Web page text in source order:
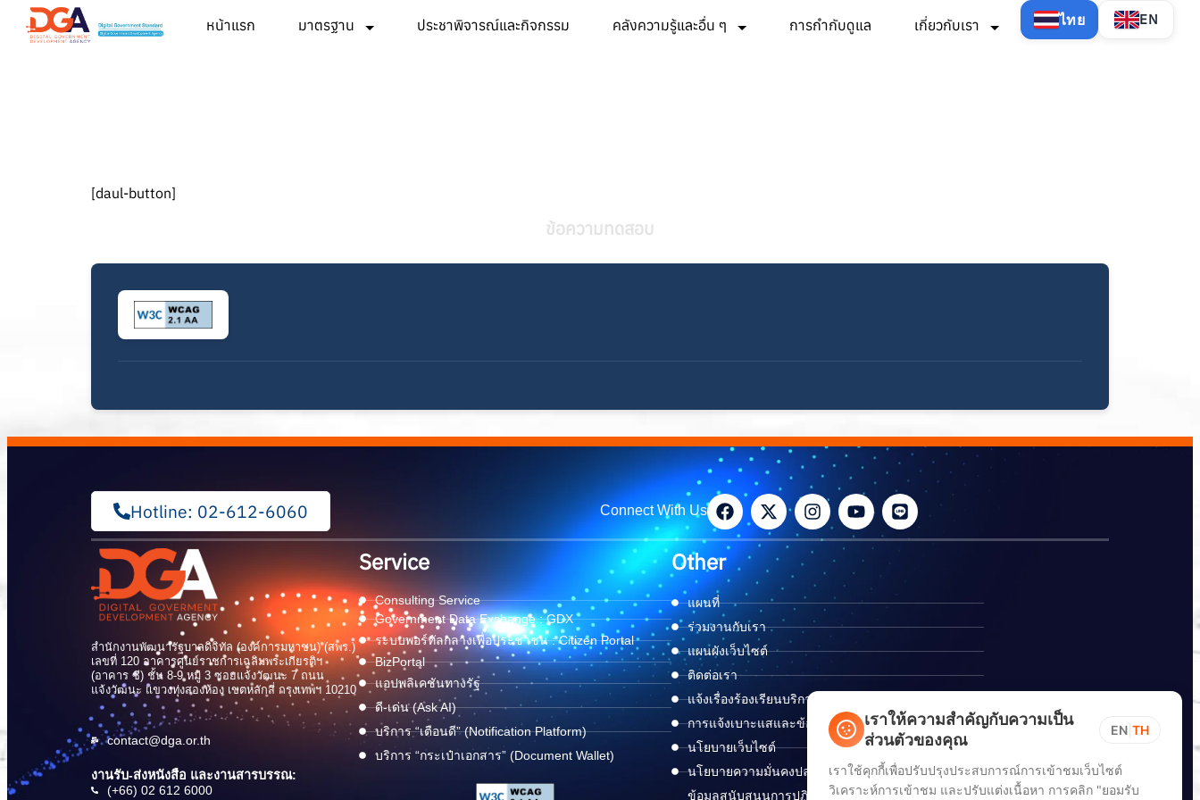
หน้าแรก มาตรฐาน ประชาพิจารณ์และกิจกรรม คลังความรู้และอื่น ๆ การกำกับดูแล เกี่ยวกับเรา ไทย EN
[daul-button]
ข้อความทดสอบ
Hotline: 02-612-6060 Connect With Us
สำนักงานพัฒนารัฐบาลดิจิทัล (องค์การมหาชน) (สพร.)
เลขที่ 120 อาคารศูนย์ราชการเฉลิมพระเกียรติฯ
(อาคาร ซี) ชั้น 8-9 หมู่ 3 ซอยแจ้งวัฒนะ 7 ถนน
แจ้งวัฒนะ แขวงทุ่งสองห้อง เขตหลักสี่ กรุงเทพฯ 10210
contact@dga.or.th
งานรับ-ส่งหนังสือ และงานสารบรรณ:
(+66) 02 612 6000
Service
Consulting Service
Government Data Exchange : GDX
ระบบพอร์ทัลกลางเพื่อประชาชน : Citizen Portal
BizPortal
แอปพลิเคชันทางรัฐ
ดี-เด่น (Ask AI)
บริการ “เตือนดี” (Notification Platform)
บริการ “กระเป๋าเอกสาร” (Document Wallet)
Other
แผนที่
ร่วมงานกับเรา
แผนผังเว็บไซต์
ติดต่อเรา
แจ้งเรื่องร้องเรียนบริการ
การแจ้งเบาะแสและข้อร้องเรียนการทุจริต
นโยบายเว็บไซต์
นโยบายความมั่นคงปลอดภัยสารสนเทศทางไซเบอร์
ข้อมูลสนับสนุนการปฏิบัติตาม พ.ร.บ. การปฏิบัติ
เราให้ความสำคัญกับความเป็น
ส่วนตัวของคุณ
EN TH
เราใช้คุกกี้เพื่อปรับปรุงประสบการณ์การเข้าชมเว็บไซต์
วิเคราะห์การเข้าชม และปรับแต่งเนื้อหา การคลิก "ยอมรับ